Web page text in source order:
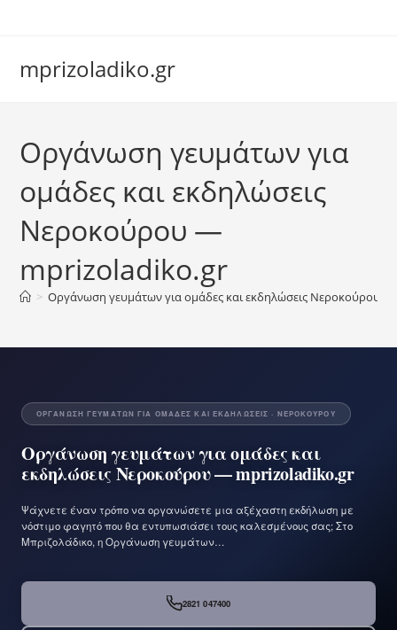
mprizoladiko.gr
Οργάνωση γευμάτων για
ομάδες και εκδηλώσεις
Νεροκούρου —
mprizoladiko.gr
> Οργάνωση γευμάτων για ομάδες και εκδηλώσεις Νεροκούρου
ΟΡΓΆΝΩΣΗ ΓΕΥΜΆΤΩΝ ΓΙΑ ΟΜΆΔΕΣ ΚΑΙ ΕΚΔΗΛΏΣΕΙΣ · ΝΕΡΟΚΟΎΡΟΥ
Οργάνωση γευμάτων για ομάδες και
εκδηλώσεις Νεροκούρου — mprizoladiko.gr
Ψάχνετε έναν τρόπο να οργανώσετε μια αξέχαστη εκδήλωση με
νόστιμο φαγητό που θα εντυπωσιάσει τους καλεσμένους σας; Στο
Μπριζολάδικο, η Οργάνωση γευμάτων…
2821 047400
Chat Assistant
Συνήθως απαντάμε αμέσως